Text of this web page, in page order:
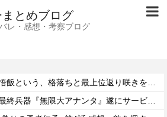
とめブログ
レ・感想・考察ブログ